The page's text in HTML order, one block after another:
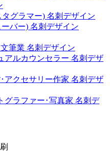
タグラマー) 名刺デザイン
ーバー) 名刺デザイン
筆業 名刺デザイン
アルカウンセラー 名刺デザ
アクセサリー作家 名刺デザ
グラファー･写真家 名刺デ